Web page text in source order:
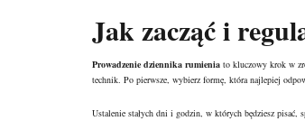
Jak zacząć i
Prowadzenie dziennika rumienia to kluczowy krok w
technik. Po pierwsze, wybierz formę, która najlepiej
Ustalenie stałych dni i godzin, w których będziesz pisać,